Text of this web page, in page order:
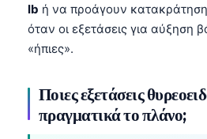
lb ή να προάγουν
όταν οι εξετάσεις για αύξηση
«ήπιες».
Ποιες εξετάσεις
πραγματικά το πλάνο;